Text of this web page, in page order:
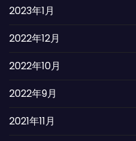
2023年1月
2022年12月
2022年10月
2022年9月
2021年11月